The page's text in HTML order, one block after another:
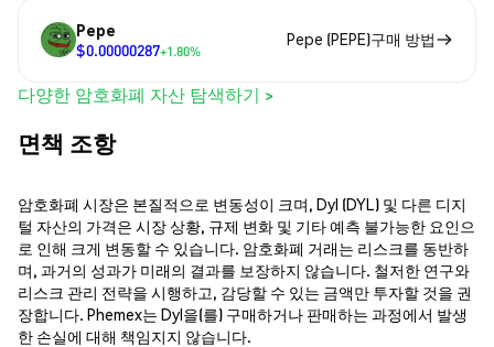
Pepe
$0.00000287+1.80%
Pepe (PEPE)구매 방법
다양한 암호화폐 자산 탐색하기 >
면책 조항
암호화폐 시장은 본질적으로 변동성이 크며, Dyl (DYL) 및 다른 디지
털 자산의 가격은 시장 상황, 규제 변화 및 기타 예측 불가능한 요인으
로 인해 크게 변동할 수 있습니다. 암호화폐 거래는 리스크를 동반하
며, 과거의 성과가 미래의 결과를 보장하지 않습니다. 철저한 연구와
리스크 관리 전략을 시행하고, 감당할 수 있는 금액만 투자할 것을 권
장합니다. Phemex는 Dyl을(를) 구매하거나 판매하는 과정에서 발생
한 손실에 대해 책임지지 않습니다.